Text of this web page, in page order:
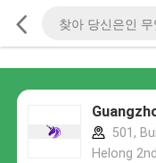
501,
Helong